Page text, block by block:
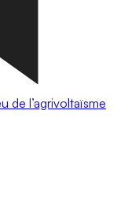
de l’agrivoltaïsme